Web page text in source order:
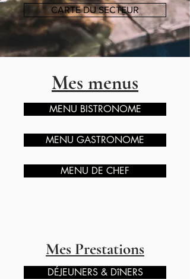
CARTE DU SECTEUR
Mes menus
MENU BISTRONOME
MENU GASTRONOME
MENU DE CHEF
Mes Prestations
DÉJEUNERS & DîNERS